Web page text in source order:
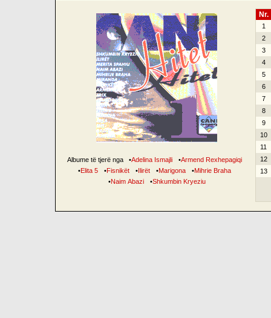
Albume të tjerë nga •Adelina Ismajli •Armend Rexhepagiqi
•Elita 5 •Fisnikët •Ilirët •Marigona •Mihrie Braha
•Naim Abazi •Shkumbin Kryeziu
Nr.
1
2
3
4
5
6
7
8
9
10
11
12
13